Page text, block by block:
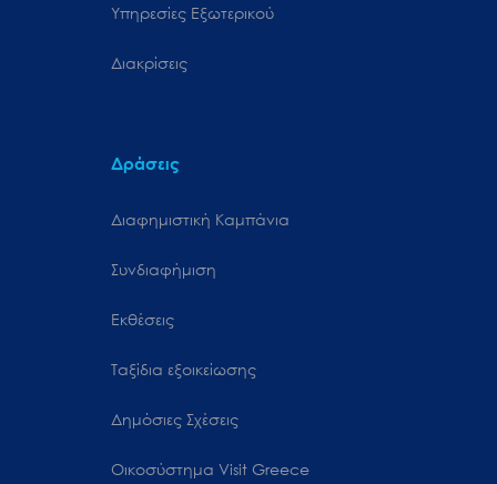
Υπηρεσίες Εξωτερικού
Διακρίσεις
Δράσεις
Διαφημιστική Καμπάνια
Συνδιαφήμιση
Εκθέσεις
Ταξίδια εξοικείωσης
Δημόσιες Σχέσεις
Oικοσύστημα Visit Greece